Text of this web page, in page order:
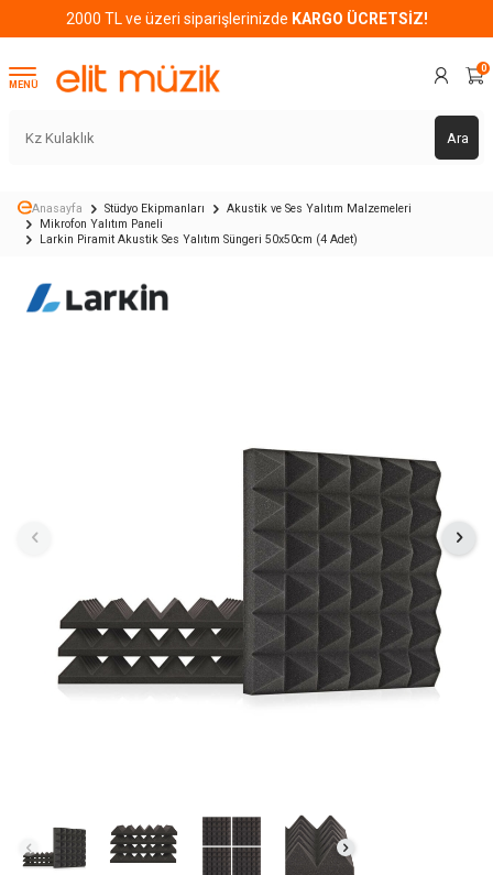
2000 TL ve üzeri siparişlerinizde KARGO ÜCRETSİZ!
MENÜ
Ara
0
Anasayfa Stüdyo Ekipmanları
Akustik ve Ses Yalıtım Malzemeleri
Mikrofon Yalıtım Paneli
Larkin Piramit Akustik Ses Yalıtım Süngeri 50x50cm (4 Adet)